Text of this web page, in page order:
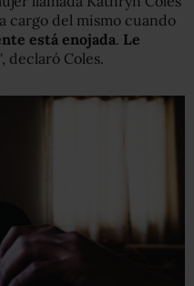
cargo del mismo cuando
está enojada. Le
", declaró Coles.